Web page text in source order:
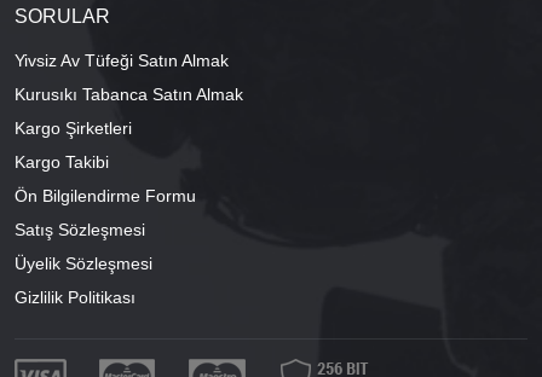
SORULAR
Yivsiz Av Tüfeği Satın Almak
Kurusıkı Tabanca Satın Almak
Kargo Şirketleri
Kargo Takibi
Ön Bilgilendirme Formu
Satış Sözleşmesi
Üyelik Sözleşmesi
Gizlilik Politikası